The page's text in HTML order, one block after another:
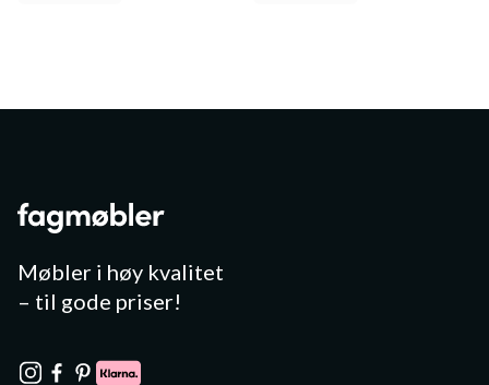
Møbler i høy kvalitet
– til gode priser!